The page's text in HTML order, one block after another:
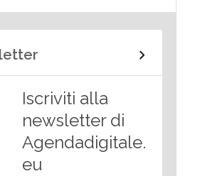
Iscriviti alla
newsletter di
Agendadigitale.
eu